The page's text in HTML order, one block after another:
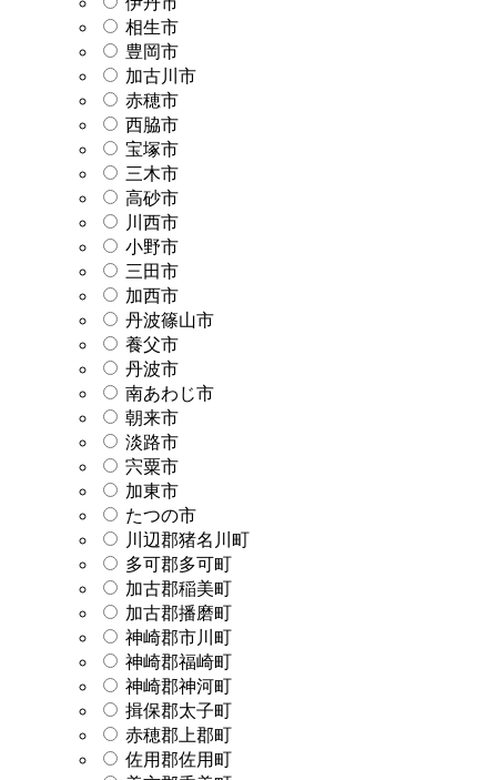
相生市
豊岡市
加古川市
赤穂市
西脇市
宝塚市
三木市
高砂市
川西市
小野市
三田市
加西市
丹波篠山市
養父市
丹波市
南あわじ市
朝来市
淡路市
宍粟市
加東市
たつの市
川辺郡猪名川町
多可郡多可町
加古郡稲美町
加古郡播磨町
神崎郡市川町
神崎郡福崎町
神崎郡神河町
揖保郡太子町
赤穂郡上郡町
佐用郡佐用町